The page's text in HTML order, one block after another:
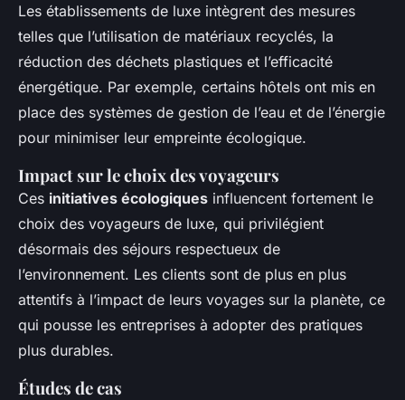
Les établissements de luxe intègrent des mesures
telles que l’utilisation de matériaux recyclés, la
réduction des déchets plastiques et l’efficacité
énergétique. Par exemple, certains hôtels ont mis en
place des systèmes de gestion de l’eau et de l’énergie
pour minimiser leur empreinte écologique.
Impact sur le choix des voyageurs
Ces initiatives écologiques influencent fortement le
choix des voyageurs de luxe, qui privilégient
désormais des séjours respectueux de
l’environnement. Les clients sont de plus en plus
attentifs à l’impact de leurs voyages sur la planète, ce
qui pousse les entreprises à adopter des pratiques
plus durables.
Études de cas